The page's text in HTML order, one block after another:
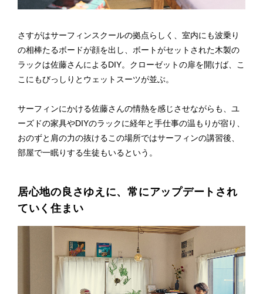
さすがはサーフィンスクールの拠点らしく、室内にも波乗り
の相棒たるボードが顔を出し、ボートがセットされた木製の
ラックは佐藤さんによるDIY。クローゼットの扉を開けば、こ
こにもびっしりとウェットスーツが並ぶ。
サーフィンにかける佐藤さんの情熱を感じさせながらも、ユ
ーズドの家具やDIYのラックに経年と手仕事の温もりが宿り、
おのずと肩の力の抜けるこの場所ではサーフィンの講習後、
部屋で一眠りする生徒もいるという。
居心地の良さゆえに、常にアップデートされ
ていく住まい